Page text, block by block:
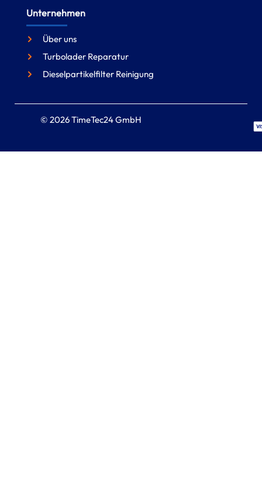
Unternehmen
Über uns
Turbolader Reparatur
Dieselpartikelfilter Reinigung
© 2026 TimeTec24 GmbH